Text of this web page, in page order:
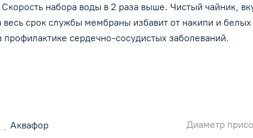
обратноосмотических
баком. DWM-201 занимает в
под мойкой, чем стандартная
кипячения. Минерализация
Скорость набора воды в 2 раза выше. Чистый чайник,
срок службы мембраны избавит от накипи и
сердечно-сосудистых заболеваний.
Аквафор Диаметр